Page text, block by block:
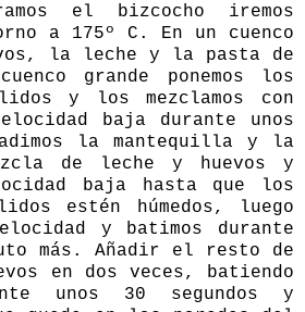
el bizcocho iremos
a 175º C. En un cuenco
la leche y la pasta de
grande ponemos los
y los mezclamos con
baja durante unos
la mantequilla y la
de leche y huevos y
baja hasta que los
estén húmedos, luego
y batimos durante
más. Añadir el resto de
en dos veces, batiendo
unos 30 segundos y